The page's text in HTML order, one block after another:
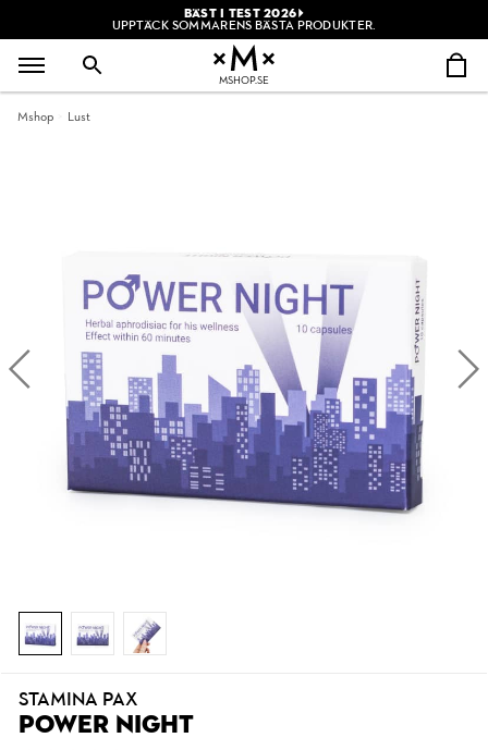
BÄST I TEST 2026
UPPTÄCK SOMMARENS BÄSTA PRODUKTER.
MSHOP.SE
Mshop Lust
STAMINA PAX
POWER NIGHT